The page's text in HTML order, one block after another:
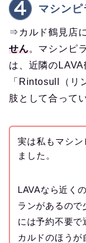
マシン
⇒カルド鶴見店
せん。マシンピ
は、近隣の
「Rintosull（リ
肢として合って
実は私もマシン
ました。
LAVAなら近く
ランがあるので
には予約不要で
カルドのほうが